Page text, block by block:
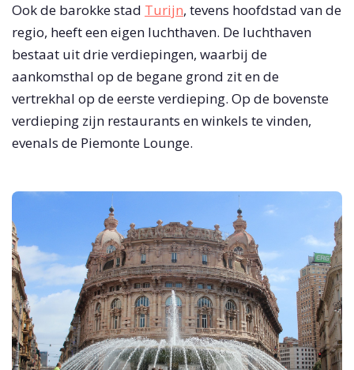
Ook de barokke stad Turijn, tevens hoofdstad van de
regio, heeft een eigen luchthaven. De luchthaven
bestaat uit drie verdiepingen, waarbij de
aankomsthal op de begane grond zit en de
vertrekhal op de eerste verdieping. Op de bovenste
verdieping zijn restaurants en winkels te vinden,
evenals de Piemonte Lounge.